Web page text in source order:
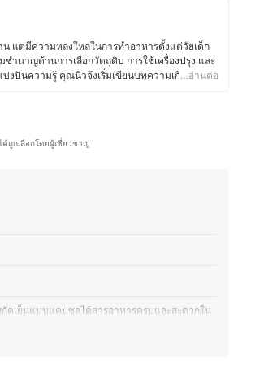
ๆ อยู่เสมอ รวมทั้งยังมีความสนใจที่จะนำเสนอ
ยนบทความ เพราะเชื่อว่าโภชนาการนั้นเป็นเรื่องที่
งเสริมให้สุขภาพของตนเองแข็งแรงได้อย่างยั่งยืน
แต่มีความหลงใหลในการทำอาหารตั้งแต่วัยเด็ก
ำนาญด้านการเลือกวัตถุดิบ การใช้เครื่องปรุง และ
บ่งปันความรู้ คุณนิวจึงเริ่มเขียนบทความเกี่ยวกับ
…อ่านต่อ
ถูกเลือกโดยผู้เชี่ยวชาญ
ดเย็นแบบแคปซูลได้สารอาหารครบและสะดวกใน